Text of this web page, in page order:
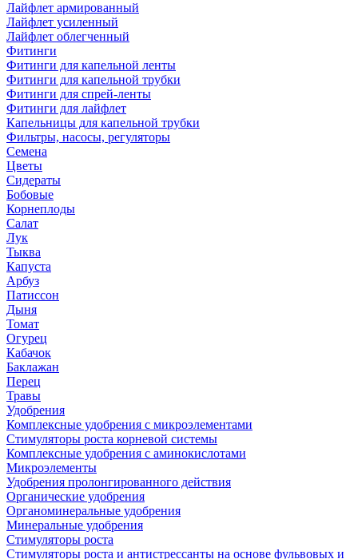
Лайфлет армированный
Лайфлет усиленный
Лайфлет облегченный
Фитинги
Фитинги для капельной ленты
Фитинги для капельной трубки
Фитинги для спрей-ленты
Фитинги для лайфлет
Капельницы для капельной трубки
Фильтры, насосы, регуляторы
Семена
Цветы
Сидераты
Бобовые
Корнеплоды
Салат
Лук
Тыква
Капуста
Арбуз
Патиссон
Дыня
Томат
Огурец
Кабачок
Баклажан
Перец
Травы
Удобрения
Комплексные удобрения с микроэлементами
Стимуляторы роста корневой системы
Комплексные удобрения с аминокислотами
Микроэлементы
Удобрения пролонгированного действия
Органические удобрения
Органоминеральные удобрения
Минеральные удобрения
Стимуляторы роста
Стимуляторы роста и антистрессанты на основе фульвовых и